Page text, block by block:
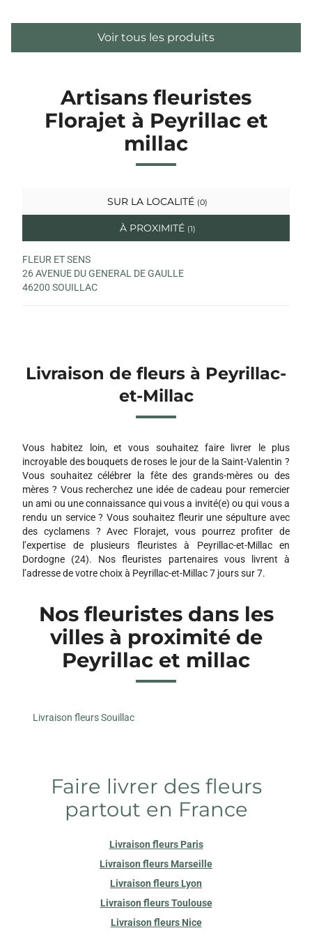
Voir tous les produits
Artisans fleuristes
Florajet à Peyrillac et
millac
SUR LA LOCALITÉ (0)
À PROXIMITÉ (1)
FLEUR ET SENS
26 AVENUE DU GENERAL DE GAULLE
46200 SOUILLAC
Livraison de fleurs à Peyrillac-
et-Millac
Vous habitez loin, et vous souhaitez faire livrer le plus
incroyable des bouquets de roses le jour de la Saint-Valentin ?
Vous souhaitez célébrer la fête des grands-mères ou des
mères ? Vous recherchez une idée de cadeau pour remercier
un ami ou une connaissance qui vous a invité(e) ou qui vous a
rendu un service ? Vous souhaitez fleurir une sépulture avec
des cyclamens ? Avec Florajet, vous pourrez profiter de
l’expertise de plusieurs fleuristes à Peyrillac-et-Millac en
Dordogne (24). Nos fleuristes partenaires vous livrent à
l’adresse de votre choix à Peyrillac-et-Millac 7 jours sur 7.
Nos fleuristes dans les
villes à proximité de
Peyrillac et millac
Livraison fleurs Souillac
Faire livrer des fleurs
partout en France
Livraison fleurs Paris
Livraison fleurs Marseille
Livraison fleurs Lyon
Livraison fleurs Toulouse
Livraison fleurs Nice